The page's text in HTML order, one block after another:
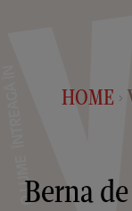
HOME >
Berna